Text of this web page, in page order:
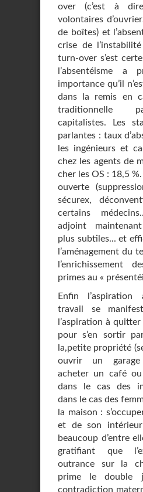
over (c’est à
volontaires
de boîtes) et
crise de
turn-over s’est
l’absentéisme a
importance qu’il
dans la remis en
traditionnelle
capitalistes. Les
parlantes : taux
les ingénieurs et
chez les agents de
cher les OS : 18,5
ouverte
sécurex,
certains
adjoint
plus subtiles... et
l’aménagement du
l’enrichissement
primes au «
Enfin
travail se
l’aspiration à
pour s’en sortir
la,petite propriété
ouvrir un
acheter un café
dans le cas des
dans le cas des
la maison :
et de son
beaucoup d’entre
gratifiant que
outrance sur la
prime le double
contradiction